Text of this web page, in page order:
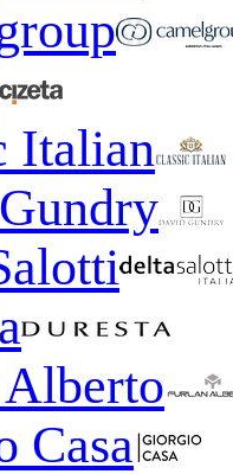
Italian
Casa